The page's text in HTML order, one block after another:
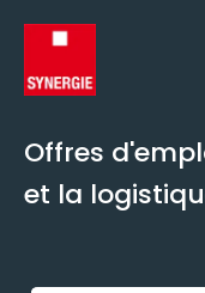
Offres
et la